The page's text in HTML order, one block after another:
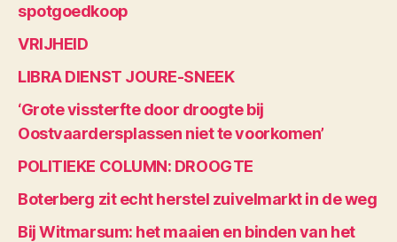
spotgoedkoop
VRIJHEID
LIBRA DIENST JOURE-SNEEK
‘Grote vissterfte door droogte bij
Oostvaardersplassen niet te voorkomen’
POLITIEKE COLUMN: DROOGTE
Boterberg zit echt herstel zuivelmarkt in de weg
Bij Witmarsum: het maaien en binden van het